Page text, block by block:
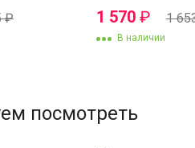
₽ 1 570 ₽ 1
В наличии
посмотреть